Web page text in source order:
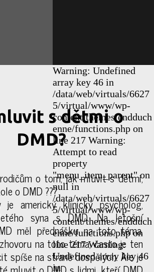
Warning: Undefined
array key 46 in
/data/web/virtuals/6627
5/virtual/www/wp-
content/themes/endduch
enne/functions.php on
line 217 Warning:
Attempt to read
property
"menu_item_parent" on
null in
/data/web/virtuals/6627
5/virtual/www/wp-
content/themes/endduch
enne/functions.php on
line 217 Warning:
Undefined array key 46
in
s dětmi o
DMD?
o tom, jak mluvit s dětmi,
o DMD ??‍?
je americký klinický psycholog,
syna s DMD. Na letošní
měl přednášku na toto téma.
na toto téma, často je ten
spíše na straně dospělých. Ale je